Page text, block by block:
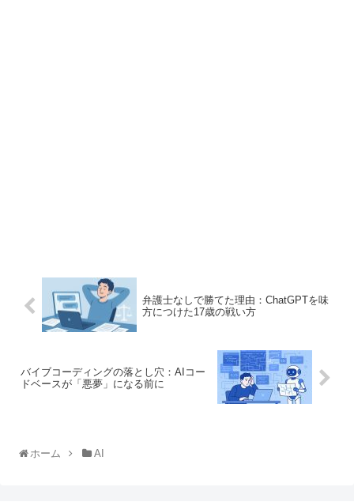
弁護士なしで勝てた理由：ChatGPTを味
方につけた17歳の戦い方
バイブコーディングの落とし穴：AIコー
ドベースが「悪夢」になる前に
ホーム AI